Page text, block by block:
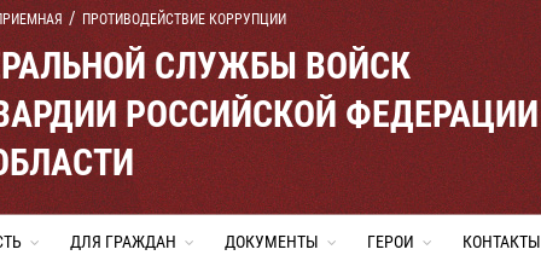
ПРОТИВОДЕЙСТВИЕ КОРРУПЦИИ
СЛУЖБЫ ВОЙСК
РОССИЙСКОЙ ФЕДЕРАЦИИ
ДЛЯ ГРАЖДАН ДОКУМЕНТЫ ГЕРОИ КОНТАКТЫ